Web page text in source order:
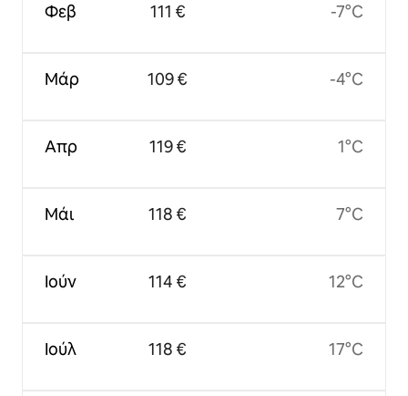
Φεβ
Μάρ
Απρ
Μάι
Ιούν
Ιούλ
111 €
109 €
119 €
118 €
114 €
118 €
-7°C
-4°C
1°C
7°C
12°C
17°C